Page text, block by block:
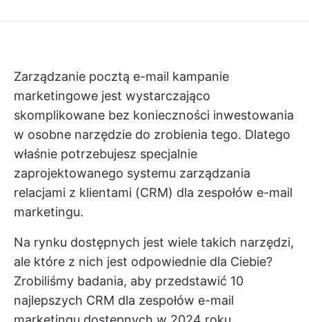
Zarządzanie pocztą e-mail kampanie
marketingowe jest wystarczająco
skomplikowane bez konieczności inwestowania
w osobne narzędzie do zrobienia tego. Dlatego
właśnie potrzebujesz specjalnie
zaprojektowanego systemu zarządzania
relacjami z klientami (CRM) dla zespołów e-mail
marketingu.
Na rynku dostępnych jest wiele takich narzędzi,
ale które z nich jest odpowiednie dla Ciebie?
Zrobiliśmy badania, aby przedstawić 10
najlepszych CRM dla zespołów e-mail